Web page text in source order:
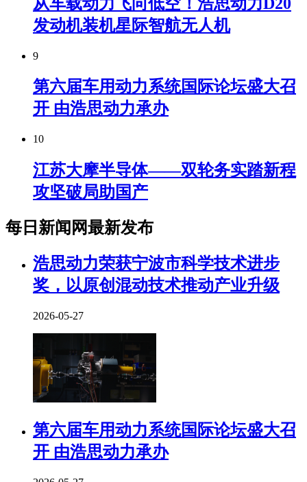
发动机装机星际智航无人机
9
第六届车用动力系统国际论坛盛大召
开 由浩思动力承办
10
江苏大摩半导体——双轮务实踏新程
攻坚破局助国产
每日新闻网最新发布
浩思动力荣获宁波市科学技术进步
奖，以原创混动技术推动产业升级
2026-05-27
第六届车用动力系统国际论坛盛大召
开 由浩思动力承办